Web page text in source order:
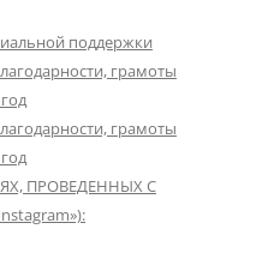
поддержки
грамоты
грамоты
ПРОВЕДЕННЫХ С